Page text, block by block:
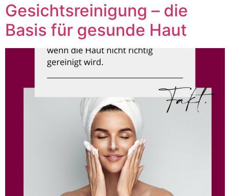
Gesichtsreinigung – die
Basis für gesunde Haut